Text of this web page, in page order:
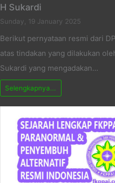
H Sukardi
Sunday, 19 January 2025
Berikut pernyataan resmi dari
atas tindakan yang dilakukan
Sukardi yang mengadakan…
Selengkapnya...